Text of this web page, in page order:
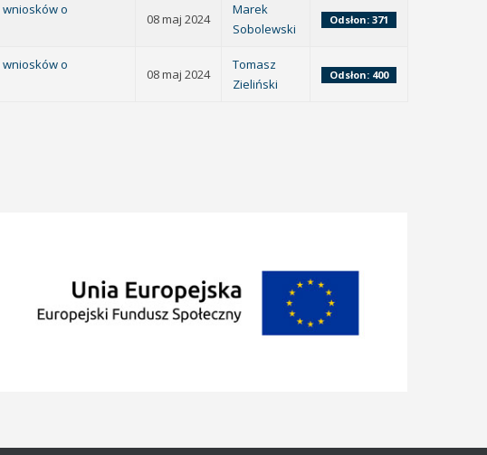
o
08 maj 2024
Marek
Sobolewski
Odsłon: 371
o
08 maj 2024
Tomasz
Zieliński
Odsłon: 400